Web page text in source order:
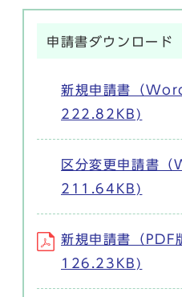
申請書ダウンロード
新規申請書（
222.82KB)
区分変更申請書（
211.64KB)
新規申請書（PDF
126.23KB)